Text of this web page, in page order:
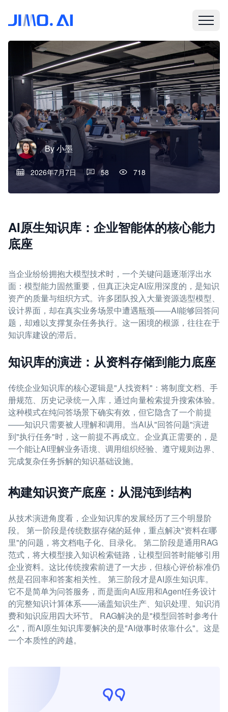
By小墨
2026年7月7日 58 718
AI原生知识库：企业智能体的核心能力
底座
当企业纷纷拥抱大模型技术时，一个关键问题逐渐浮出水
面：模型能力固然重要，但真正决定AI应用深度的，是知识
资产的质量与组织方式。许多团队投入大量资源选型模型、
设计界面，却在真实业务场景中遭遇瓶颈——AI能够回答问
题，却难以支撑复杂任务执行。这一困境的根源，往往在于
知识库建设的滞后。
知识库的演进：从资料存储到能力底座
传统企业知识库的核心逻辑是"人找资料"：将制度文档、手
册规范、历史记录统一入库，通过向量检索提升搜索体验。
这种模式在纯问答场景下确实有效，但它隐含了一个前提
——知识只需要被人理解和调用。当AI从"回答问题"演进
到"执行任务"时，这一前提不再成立。企业真正需要的，是
一个能让AI理解业务语境、调用组织经验、遵守规则边界、
完成复杂任务拆解的知识基础设施。
构建知识资产底座：从混沌到结构
从技术演进角度看，企业知识库的发展经历了三个明显阶
段。 第一阶段是传统数据存储的延伸，重点解决"资料在哪
里"的问题，将文档电子化、目录化。 第二阶段是通用RAG
范式，将大模型接入知识检索链路，让模型回答时能够引用
企业资料。这比传统搜索前进了一大步，但核心评价标准仍
然是召回率和答案相关性。 第三阶段才是AI原生知识库。
它不是简单为问答服务，而是面向AI应用和Agent任务设计
的完整知识计算体系——涵盖知识生产、知识处理、知识消
费和知识应用四大环节。 RAG解决的是"模型回答时参考什
么"，而AI原生知识库要解决的是"AI做事时依靠什么"。这是
一个本质性的跨越。